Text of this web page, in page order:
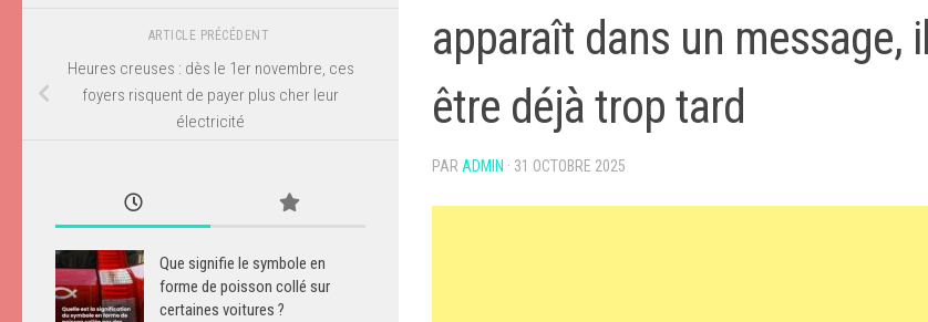
apparaît dans un message,
être déjà trop tard
PAR ADMIN · 31 OCTOBRE 2025
ARTICLE PRÉCÉDENT
Heures creuses : dès le 1er novembre, ces
foyers risquent de payer plus cher leur
électricité
Que signifie le symbole en
forme de poisson collé sur
certaines voitures ?